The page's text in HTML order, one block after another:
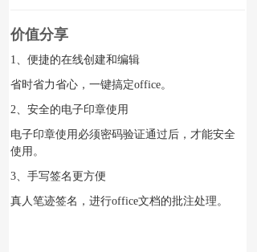
价值分享
1、便捷的在线创建和编辑
省时省力省心，一键搞定office。
2、安全的电子印章使用
电子印章使用必须密码验证通过后，才能安全
使用。
3、手写签名更方便
真人笔迹签名，进行office文档的批注处理。